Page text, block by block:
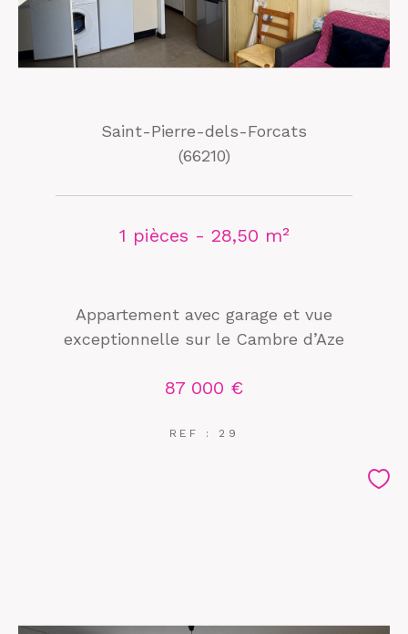
Saint-Pierre-dels-Forcats
(66210)
1 pièces - 28,50 m²
Appartement avec garage et vue
exceptionnelle sur le Cambre d’Aze
87 000 €
REF : 29